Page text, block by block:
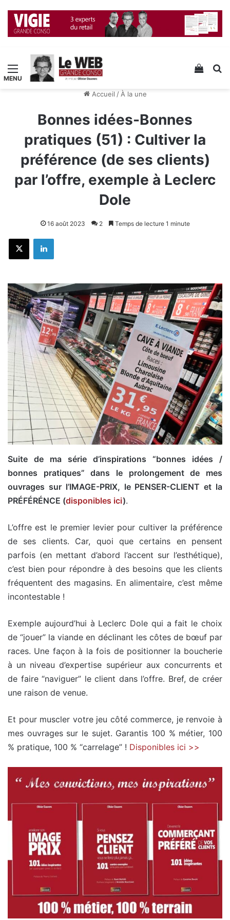
Menu Voir
Accueil / À la une
Bonnes idées-Bonnes
pratiques (51) : Cultiver la
préférence (de ses clients)
par l’offre, exemple à Leclerc
Dole
16 août 2023 2 Temps de lecture 1 minute
X Linkedin
Suite de ma série d’inspirations “bonnes idées /
bonnes pratiques” dans le prolongement de mes
ouvrages sur l’IMAGE-PRIX, le PENSER-CLIENT et la
PRÉFÉRÉNCE (disponibles ici).
L’offre est le premier levier pour cultiver la préférence
de ses clients. Car, quoi que certains en pensent
parfois (en mettant d’abord l’accent sur l’esthétique),
c’est bien pour répondre à des besoins que les clients
fréquentent des magasins. En alimentaire, c’est même
incontestable !
Exemple aujourd’hui à Leclerc Dole qui a fait le choix
de “jouer” la viande en déclinant les côtes de bœuf par
races. Une façon à la fois de positionner la boucherie
à un niveau d’expertise supérieur aux concurrents et
de faire “naviguer” le client dans l’offre. Bref, de créer
une raison de venue.
Et pour muscler votre jeu côté commerce, je renvoie à
mes ouvrages sur le sujet. Garantis 100 % métier, 100
% pratique, 100 % “carrelage” ! Disponibles ici >>